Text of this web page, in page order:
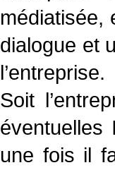
médiatisée,
dialogue et
l’entreprise.
Soit
une fois il